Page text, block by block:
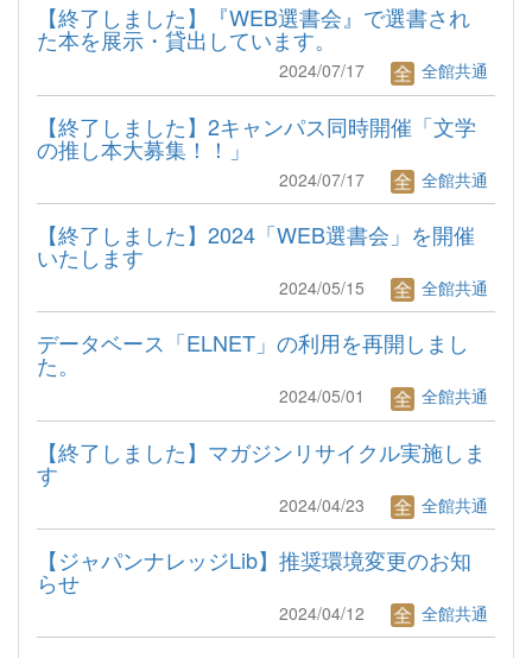
【終了しました】『WEB選書会』で選書され
た本を展示・貸出しています。
2024/07/17 全館共通
【終了しました】2キャンパス同時開催「文学
の推し本大募集！！」
2024/07/17 全館共通
【終了しました】2024「WEB選書会」を開催
いたします
2024/05/15 全館共通
データベース「ELNET」の利用を再開しまし
た。
2024/05/01 全館共通
【終了しました】マガジンリサイクル実施しま
す
2024/04/23 全館共通
【ジャパンナレッジLib】推奨環境変更のお知
らせ
2024/04/12 全館共通